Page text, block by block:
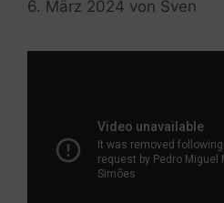
6. März 2024 von Sven